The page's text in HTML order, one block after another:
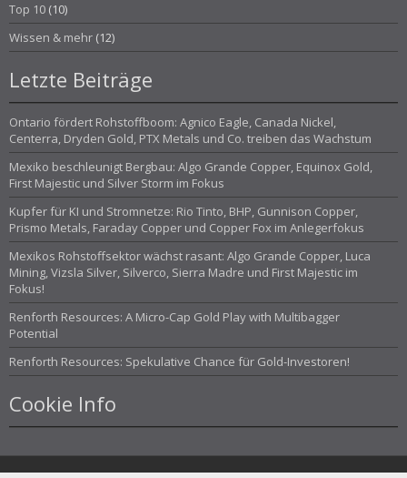
Top 10 (10)
Wissen & mehr (12)
Letzte Beiträge
Ontario fördert Rohstoffboom: Agnico Eagle, Canada Nickel,
Centerra, Dryden Gold, PTX Metals und Co. treiben das Wachstum
Mexiko beschleunigt Bergbau: Algo Grande Copper, Equinox Gold,
First Majestic und Silver Storm im Fokus
Kupfer für KI und Stromnetze: Rio Tinto, BHP, Gunnison Copper,
Prismo Metals, Faraday Copper und Copper Fox im Anlegerfokus
Mexikos Rohstoffsektor wächst rasant: Algo Grande Copper, Luca
Mining, Vizsla Silver, Silverco, Sierra Madre und First Majestic im
Fokus!
Renforth Resources: A Micro-Cap Gold Play with Multibagger
Potential
Renforth Resources: Spekulative Chance für Gold-Investoren!
Cookie Info